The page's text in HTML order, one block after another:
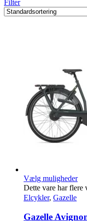
Filter
Vælg muligheder
Dette vare har flere
Elcykler, Gazelle
Gazelle